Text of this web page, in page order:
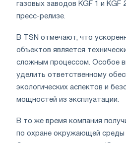
газовых заводов KGF 1 и KGF
пресс-релизе.
В TSN отмечают, что
объектов является
сложным процессом. Особое
уделить ответственному
экологических аспектов и
мощностей из эксплуатации.
В то же время компания
по охране окружающей среды